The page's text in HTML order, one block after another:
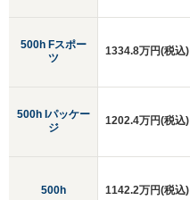
500h Fスポー
ツ
500h Iパッケー
ジ
500h
1334.8万円(税込)
1202.4万円(税込)
1142.2万円(税込)